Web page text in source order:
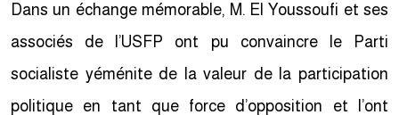
Dans un échange mémorable, M. El Youssoufi et ses
associés de l’USFP ont pu convaincre le Parti
socialiste yéménite de la valeur de la participation
politique en tant que force d’opposition et l’ont